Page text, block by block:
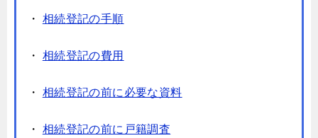
・ 相続登記の手順
・ 相続登記の費用
・ 相続登記の前に必要な資料
・ 相続登記の前に戸籍調査